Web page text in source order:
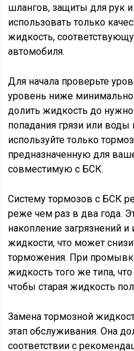
шлангов, защиты для рук
использовать только
жидкость,
автомобиля.
Для начала проверьте
уровень ниже
долить жидкость до
попадания грязи или
используйте только
предназначенную для
совместимую с БСК.
Систему тормозов с БСК
реже чем раз в два года.
накопление загрязнений
жидкости, что может
торможения. При
жидкость того же типа,
чтобы старая жидкость
Замена тормозной
этап обслуживания. Она
соответствии с